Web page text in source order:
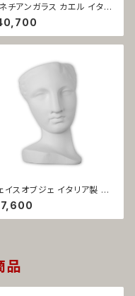
チアンガラス カエル イタリ
オブジェ レッド 1285
イスオブジェ イタリア製 白
ミック カプア 1282
品